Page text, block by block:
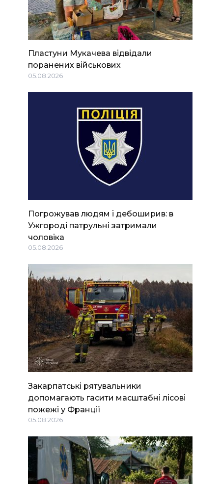
Пластуни Мукачева відвідали
поранених військових
05.08.2026
Погрожував людям і дебоширив: в
Ужгороді патрульні затримали
чоловіка
05.08.2026
Закарпатські рятувальники
допомагають гасити масштабні лісові
пожежі у Франції
05.08.2026